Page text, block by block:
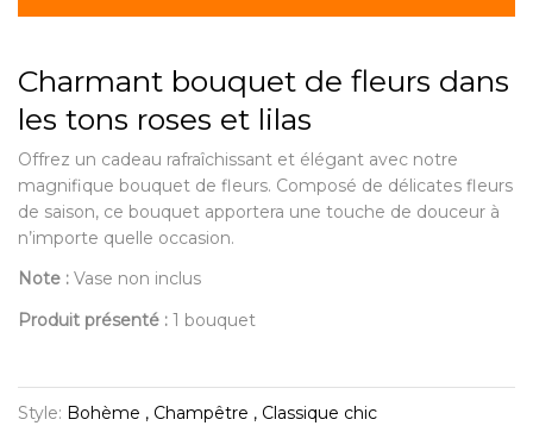
Charmant bouquet de fleurs dans
les tons roses et lilas
Offrez un cadeau rafraîchissant et élégant avec notre
magnifique bouquet de fleurs. Composé de délicates fleurs
de saison, ce bouquet apportera une touche de douceur à
n’importe quelle occasion.
Note : Vase non inclus
Produit présenté : 1 bouquet
Style: Bohème , Champêtre , Classique chic